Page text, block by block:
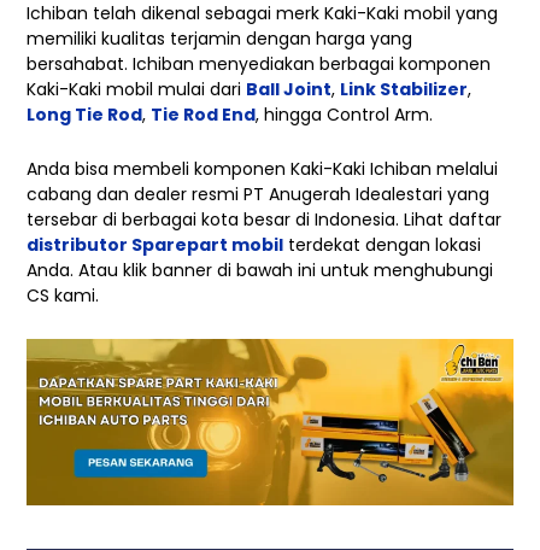
Ichiban telah dikenal sebagai merk Kaki-Kaki mobil yang
memiliki kualitas terjamin dengan harga yang
bersahabat. Ichiban menyediakan berbagai komponen
Kaki-Kaki mobil mulai dari Ball Joint, Link Stabilizer,
Long Tie Rod, Tie Rod End, hingga Control Arm.
Anda bisa membeli komponen Kaki-Kaki Ichiban melalui
cabang dan dealer resmi PT Anugerah Idealestari yang
tersebar di berbagai kota besar di Indonesia. Lihat daftar
distributor Sparepart mobil terdekat dengan lokasi
Anda. Atau klik banner di bawah ini untuk menghubungi
CS kami.